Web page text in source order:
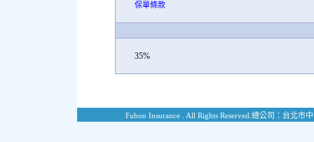
保單條款
35%
Fubon Insurance . All Rights Reserved. 總公司：台北市